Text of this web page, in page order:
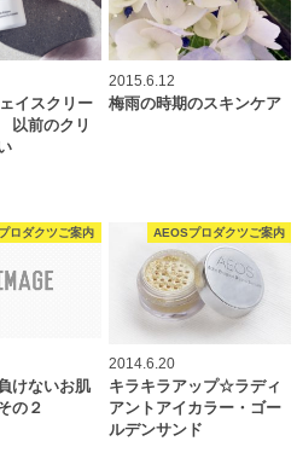
イスクリー
前のクリ
2015.6.12
梅雨の時期のスキンケア
ロダクツご案内
けないお肌
の２
AEOSプロダクツご案内
2014.6.20
キラキラアップ☆ラディ
アントアイカラー・ゴー
ルデンサンド